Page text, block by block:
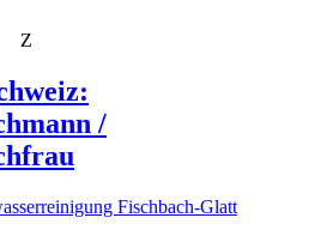
Z
/
Fischbach-Glatt